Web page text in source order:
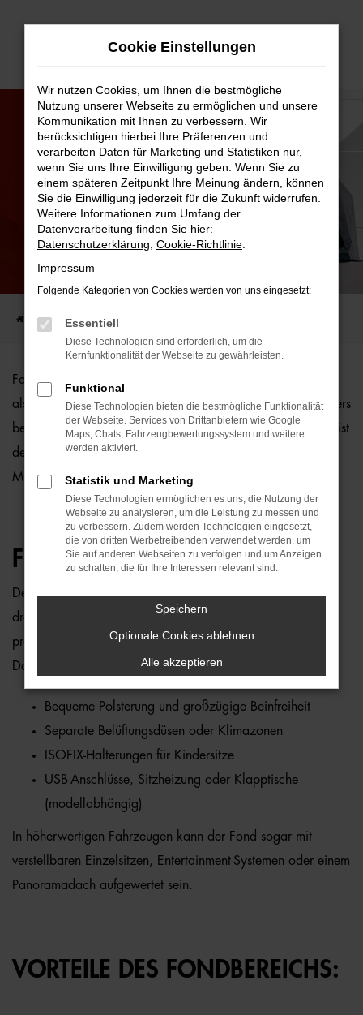
Zum
FOND
Startseite Kfz.-Lexikon
Fond bezeichnet den hinteren Sitzbereich eines Fahrzeugs,
also den Platz hinter dem Fahrer- und Beifahrersitz. Besonders
bei größeren Fahrzeugen wie Limousinen, SUVs oder Vans ist
der Fond oft auf Komfort und Bequemlichkeit der
Mitreisenden ausgelegt.
FUNKTIONSWEISE:
Der Fond bietet Platz für Passagiere – in der Regel zwei bis
drei Personen – und ist bei vielen Fahrzeugmodellen mit
praktischen sowie komfortablen Funktionen ausgestattet.
Dazu gehören unter anderem:
Bequeme Polsterung und großzügige Beinfreiheit
Separate Belüftungsdüsen oder Klimazonen
ISOFIX-Halterungen für Kindersitze
USB-Anschlüsse, Sitzheizung oder Klapptische
(modellabhängig)
In höherwertigen Fahrzeugen kann der Fond sogar mit
verstellbaren Einzelsitzen, Entertainment-Systemen oder einem
Panoramadach aufgewertet sein.
VORTEILE DES FONDBEREICHS:
Cookie Einstellungen
Wir nutzen Cookies, um Ihnen die bestmögliche
Nutzung unserer Webseite zu ermöglichen und unsere
Kommunikation mit Ihnen zu verbessern. Wir
berücksichtigen hierbei Ihre Präferenzen und
verarbeiten Daten für Marketing und Statistiken nur,
wenn Sie uns Ihre Einwilligung geben. Wenn Sie zu
einem späteren Zeitpunkt Ihre Meinung ändern, können
Sie die Einwilligung jederzeit für die Zukunft widerrufen.
Weitere Informationen zum Umfang der
Datenverarbeitung finden Sie hier:
Datenschutzerklärung Cookie-Richtlinie
Impressum
Folgende Kategorien von Cookies werden von uns eingesetzt:
Essentiell
Diese Technologien sind erforderlich, um die
Kernfunktionalität der Webseite zu gewährleisten.
Funktional
Diese Technologien bieten die bestmögliche Funktionalität
der Webseite. Services von Drittanbietern wie Google
Maps, Chats, Fahrzeugbewertungssystem und weitere
werden aktiviert.
Statistik und Marketing
Diese Technologien ermöglichen es uns, die Nutzung der
Webseite zu analysieren, um die Leistung zu messen und
zu verbessern. Zudem werden Technologien eingesetzt,
die von dritten Werbetreibenden verwendet werden, um
Sie auf anderen Webseiten zu verfolgen und um Anzeigen
zu schalten, die für Ihre Interessen relevant sind.
Speichern
Optionale Cookies ablehnen
Alle akzeptieren